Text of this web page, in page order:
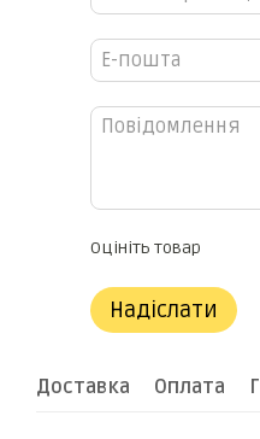
Оцініть товар
Надіслати
Доставка Оплата